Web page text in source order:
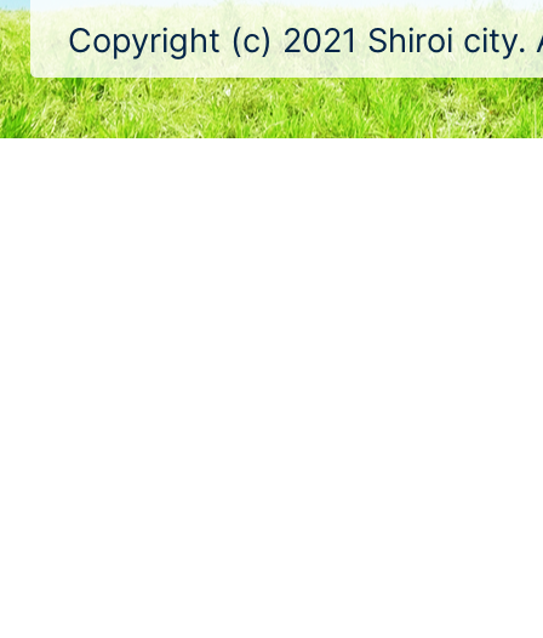
Copyright (c) 2021 Shiroi city.